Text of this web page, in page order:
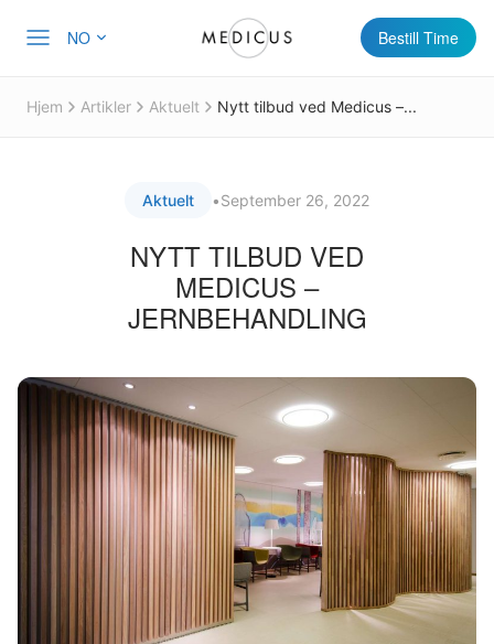
NO Bestill Time
Hjem Artikler Aktuelt Nytt tilbud ved Medicus –...
Aktuelt •September 26, 2022
NYTT TILBUD VED
MEDICUS –
JERNBEHANDLING